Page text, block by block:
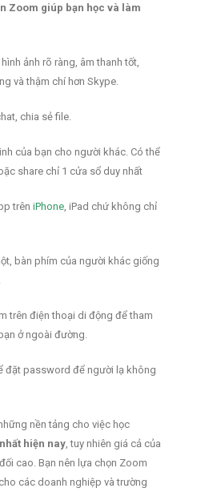
Zoom giúp bạn học và làm
ảnh rõ ràng, âm thanh tốt,
và thậm chí hơn Skype.
chia sẻ file.
của bạn cho người khác. Có thể
share chỉ 1 cửa sổ duy nhất
trên iPhone , iPad chứ không chỉ
bàn phím của người khác giống
trên điện thoại di động để tham
ở ngoài đường.
đặt password để người lạ không
nền tảng cho việc học
hiện nay , tuy nhiên giá cả của
cao. Bạn nên lựa chọn Zoom
các doanh nghiệp và trường